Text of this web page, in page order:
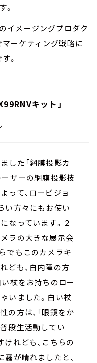
。
イメージングプロダク
ーケティング戦略に
。
キット」
した「網膜投影カ
ーザーの網膜投影技
って、ロービジョ
い方々にもお使い
なっています。２
ラの大きな展示会
でもこのカメラキ
ども、白内障の方
い杖をお持ちのロー
いました。白い杖
の方は、「眼鏡をか
段生活動してい
けれども、こちらの
霧が晴れましたと、